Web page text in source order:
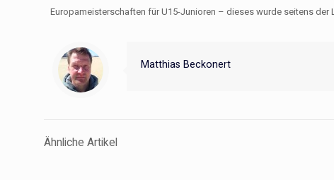
Europameisterschaften für U15-Junioren – dieses wurde seitens der
Matthias Beckonert
Ähnliche Artikel